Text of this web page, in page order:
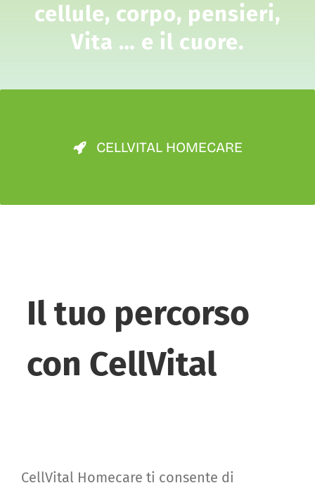
cellule, corpo, pensieri,
Vita … e il cuore.
CELLVITAL HOMECARE
Il tuo percorso
con CellVital
CellVital Homecare ti consente di